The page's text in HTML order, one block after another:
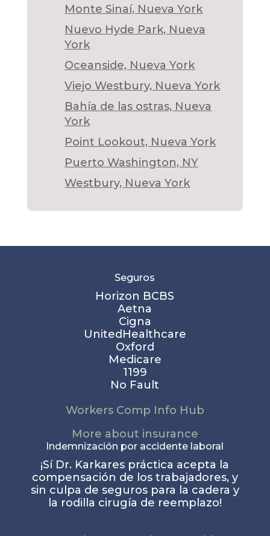
Monte Sinaí, Nueva York
Nuevo Hyde Park, Nueva
York
Oceanside, Nueva York
Viejo Westbury, Nueva York
Bahía de las ostras, Nueva
York
Point Lookout, Nueva York
Puerto Washington, NY
Westbury, Nueva York
Seguros
Horizon BCBS
Aetna
Cigna
UnitedHealthcare
Oxford
Medicare
1199
No Fault
Workers Comp Info Hub
More about insurance
Indemnización por accidente laboral
¡Sí Dr. Karkares práctica acepta la
compensación de los trabajadores, y
sin culpa de seguros para la cadera y
la rodilla cirugía de reemplazo!